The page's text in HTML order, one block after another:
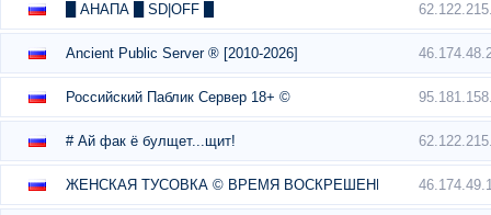
█ АНАПА █ SD|OFF █
Ancient Public Server ® [2010-2026]
Российский Паблик Сервер 18+ ©
# Ай фак ё булщет...щит!
ЖЕНСКАЯ ТУСОВКА © ВРЕМЯ ВОСКРЕШЕНИЯ.